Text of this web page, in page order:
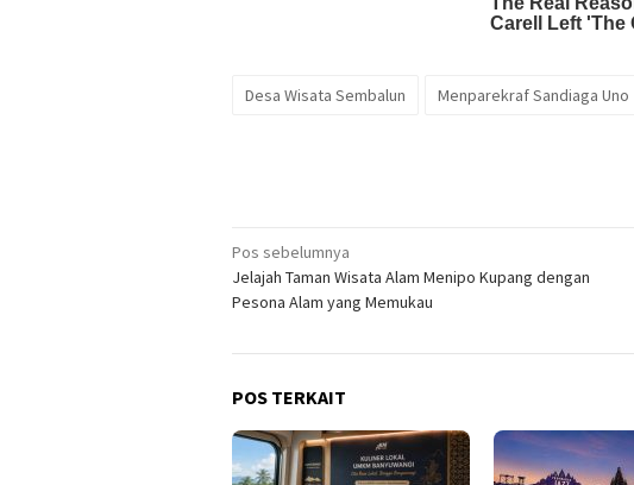
Desa Wisata Sembalun Menparekraf Sandiaga Uno
Navigasi
pos
Pos sebelumnya
Jelajah Taman Wisata Alam Menipo Kupang dengan
Pesona Alam yang Memukau
POS TERKAIT